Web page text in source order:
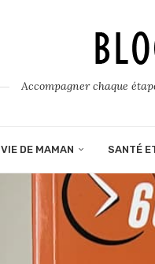
Accompagner chaque
VIE DE MAMAN SANTÉ